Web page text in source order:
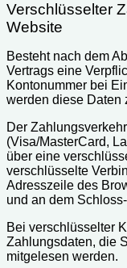
Verschlüsselter
Website
Besteht nach dem
Vertrags eine
Kontonummer bei
werden diese Daten
Der
(Visa/MasterCard,
über eine
verschlüsselte
Adresszeile des
und an dem
Bei verschlüsselter
Zahlungsdaten, die
mitgelesen werden.